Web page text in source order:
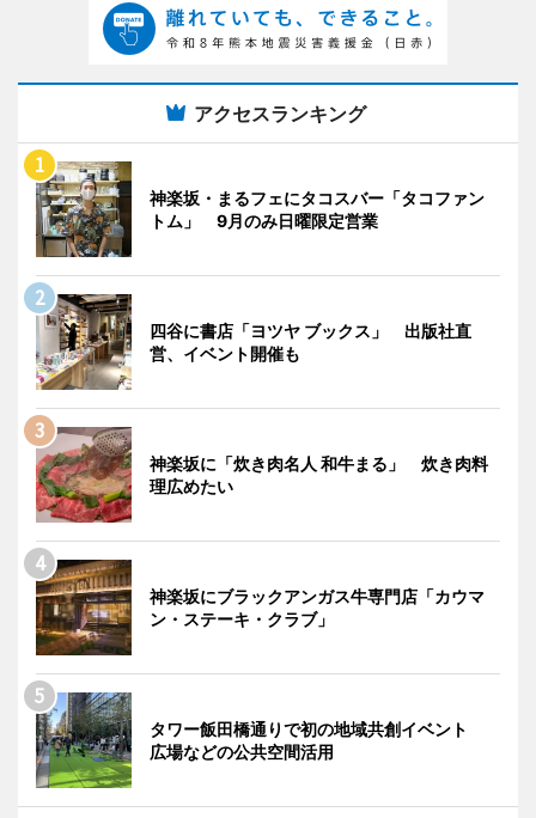
アクセスランキング
神楽坂・まるフェにタコスバー「タコファン
トム」 9月のみ日曜限定営業
四谷に書店「ヨツヤ ブックス」 出版社直
営、イベント開催も
神楽坂に「炊き肉名人 和牛まる」 炊き肉料
理広めたい
神楽坂にブラックアンガス牛専門店「カウマ
ン・ステーキ・クラブ」
タワー飯田橋通りで初の地域共創イベント
広場などの公共空間活用